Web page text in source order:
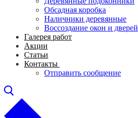
Обсадная коробка
Наличники деревянные
Воссоздание окон и дверей
Галерея работ
Акции
Статьи
Контакты
Отправить сообщение